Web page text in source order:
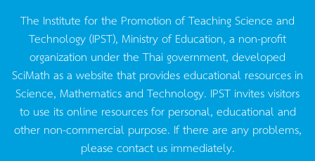
The Institute for the Promotion of Teaching Science and
Technology (IPST), Ministry of Education, a non-profit
organization under the Thai government, developed
SciMath as a website that provides educational resources in
Science, Mathematics and Technology. IPST invites visitors
to use its online resources for personal, educational and
other non-commercial purpose. If there are any problems,
please contact us immediately.